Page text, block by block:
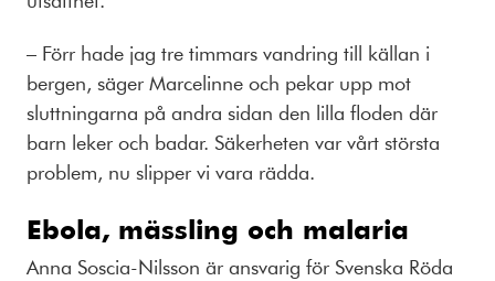
– Förr hade jag tre timmars vandring till källan i
bergen, säger Marcelinne och pekar upp mot
sluttningarna på andra sidan den lilla floden där
barn leker och badar. Säkerheten var vårt största
problem, nu slipper vi vara rädda.
Ebola, mässling och malaria
Anna Soscia-Nilsson är ansvarig för Svenska Röda